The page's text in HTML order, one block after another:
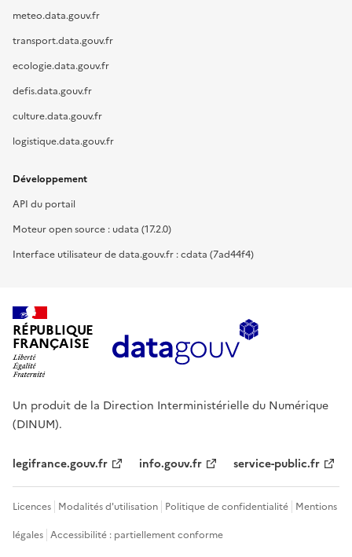
meteo.data.gouv.fr
transport.data.gouv.fr
ecologie.data.gouv.fr
defis.data.gouv.fr
culture.data.gouv.fr
logistique.data.gouv.fr
Développement
API du portail
Moteur open source : udata (17.2.0)
Interface utilisateur de data.gouv.fr : cdata (7ad44f4)
RÉPUBLIQUE
FRANÇAISE
Un produit de la Direction Interministérielle du Numérique
(DINUM).
legifrance.gouv.fr info.gouv.fr service-public.fr
Licences Modalités d'utilisation Politique de confidentialité Mentions
légales Accessibilité : partiellement conforme